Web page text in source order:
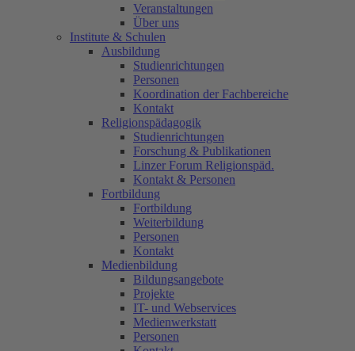
Veranstaltungen
Über uns
Institute & Schulen
Ausbildung
Studienrichtungen
Personen
Koordination der Fachbereiche
Kontakt
Religionspädagogik
Studienrichtungen
Forschung & Publikationen
Linzer Forum Religionspäd.
Kontakt & Personen
Fortbildung
Fortbildung
Weiterbildung
Personen
Kontakt
Medienbildung
Bildungsangebote
Projekte
IT- und Webservices
Medienwerkstatt
Personen